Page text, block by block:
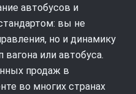
автобусов и
вы не
но и динамику
вагона или автобуса.
продаж в
во многих странах